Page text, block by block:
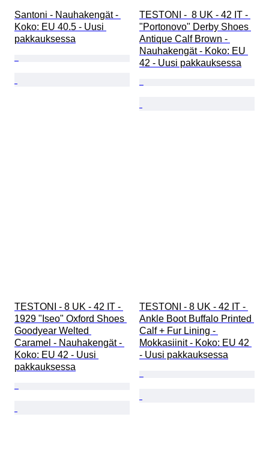
Santoni - Nauhakengät -
Koko: EU 40.5 - Uusi
pakkauksessa
TESTONI -  8 UK - 42 IT -
"Portonovo" Derby Shoes
Antique Calf Brown -
Nauhakengät - Koko: EU
42 - Uusi pakkauksessa
TESTONI - 8 UK - 42 IT -
1929 "Iseo" Oxford Shoes
Goodyear Welted
Caramel - Nauhakengät -
Koko: EU 42 - Uusi
pakkauksessa
TESTONI - 8 UK - 42 IT -
Ankle Boot Buffalo Printed
Calf + Fur Lining -
Mokkasiinit - Koko: EU 42
- Uusi pakkauksessa